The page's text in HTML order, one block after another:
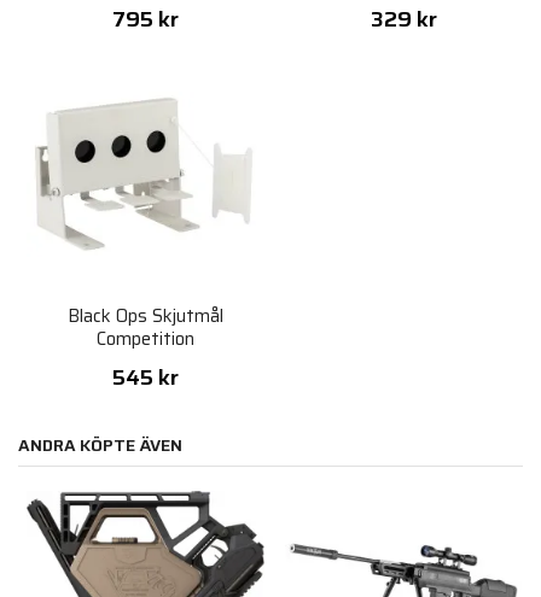
795 kr 329 kr
Black Ops Skjutmål
Competition
545 kr
ANDRA KÖPTE ÄVEN